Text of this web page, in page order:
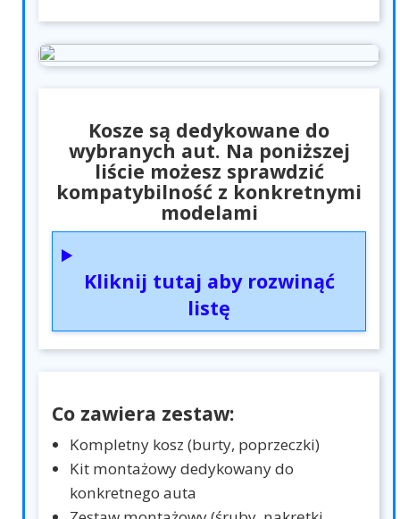
Kosze są dedykowane do
wybranych aut. Na poniższej
liście możesz sprawdzić
kompatybilność z konkretnymi
modelami
Kliknij tutaj aby rozwinąć
listę
Co zawiera zestaw:
Kompletny kosz (burty, poprzeczki)
Kit montażowy dedykowany do
konkretnego auta